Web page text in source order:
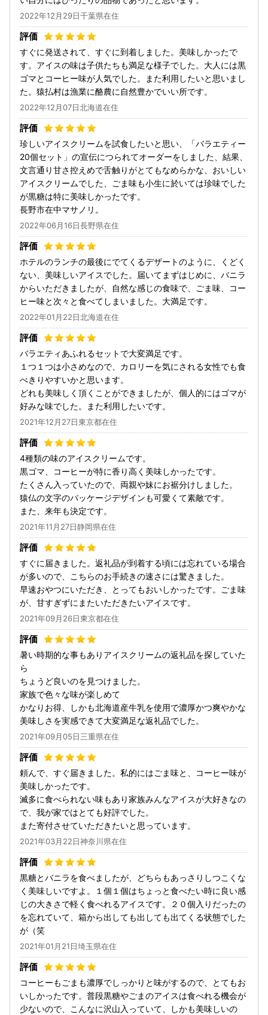
2022年12月29日千葉県在住
すぐに発送されて、すぐに到着しました。美味しかったで
す。アイスの味は子供たちも満足な様子でした。大人には黒
ゴマとコーヒー味が人気でした。また利用したいと思いまし
た。猿払村は漁業に酪農に自然豊かでいい所です。
2022年12月07日北海道在住
珍しいアイスクリームを試食したいと思い、「バラエティー
20個セット」の宣伝につられてオーダーをしました、結果、
文言通り甘さ控えめで舌触りがとてもなめらかな、おいしい
アイスクリームでした、ごま味も小生に於いては珍味でした
が黒糖は特に美味しかったです。
長野市在中マサノリ。
2022年06月16日長野県在住
ホテルのランチの最後にでてくるデザートのように、くどく
ない、美味しいアイスでした。届いてまずはじめに、バニラ
からいただきましたが、自然な感じの食味で、ごま味、コー
ヒー味と次々と食べてしまいました。大満足です。
2022年01月22日北海道在住
バラエティあふれるセットで大変満足です。
１つ１つは小さめなので、カロリーを気にされる女性でも食
べきりやすいかと思います。
どれも美味しく頂くことができましたが、個人的にはゴマが
好みな味でした。また利用したいです。
2021年12月27日東京都在住
4種類の味のアイスクリームです。
黒ゴマ、コーヒーが特に香り高く美味しかったです。
たくさん入っていたので、両親や妹にお裾分けしました。
猿仏の文字のパッケージデザインも可愛くて素敵です。
また、来年も決定です。
2021年11月27日静岡県在住
すぐに届きました。返礼品が到着する頃には忘れている場合
が多いので、こちらのお手続きの速さには驚きました。
早速おやつにいただき、とってもおいしかったです。ごま味
が、甘すぎずにまたいただきたいアイスです。
2021年09月26日東京都在住
暑い時期的な事もありアイスクリームの返礼品を探していた
ら
ちょうど良いのを見つけました。
家族で色々な味が楽しめて
かなりお得、しかも北海道産牛乳を使用で濃厚かつ爽やかな
美味しさを実感できて大変満足な返礼品でした。
2021年09月05日三重県在住
頼んで、すぐ届きました。私的にはごま味と、コーヒー味が
美味しかったです。
滅多に食べられない味もあり家族みんなアイスが大好きなの
で、我が家ではとても好評でした。
また寄付させていただきたいと思っています。
2021年03月22日神奈川県在住
黒糖とバニラを食べましたが、どちらもあっさりしつこくな
く美味しいですよ。１個１個はちょっと食べたい時に良い感
じの大きさで軽く食べれるアイスです。２０個入りだったの
を忘れていて、箱から出しても出しても出てくる状態でした
が（笑
2021年01月21日埼玉県在住
コーヒーもごまも濃厚でしっかりと味がするので、とてもお
いしかったです。普段黒糖やごまのアイスは食べれる機会が
少ないので、こんなに沢山入っていて、しかも美味しいの